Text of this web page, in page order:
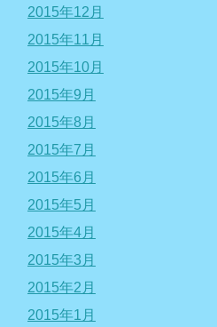
2015年12月
2015年11月
2015年10月
2015年9月
2015年8月
2015年7月
2015年6月
2015年5月
2015年4月
2015年3月
2015年2月
2015年1月